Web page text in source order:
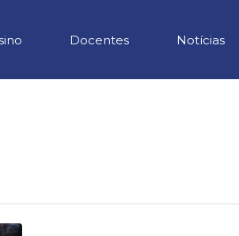
Docentes Notícias